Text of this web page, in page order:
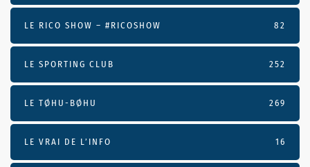
LE RICO SHOW – #RICOSHOW 82
LE SPORTING CLUB 252
LE TØHU-BØHU 269
LE VRAI DE L’INFO 16